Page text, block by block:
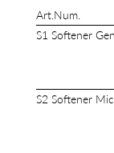
Art.Num.
S1 Softener
S2 Softener